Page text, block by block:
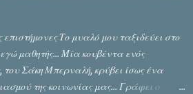
επιστήμονες Το μυαλό μου ταξιδεύει στο
μαθητής... Μία κουβέντα ενός
του Σάκη Μπερναλή, κρύβει ίσως ένα
της κοινωνίας μας... Γράφει ο